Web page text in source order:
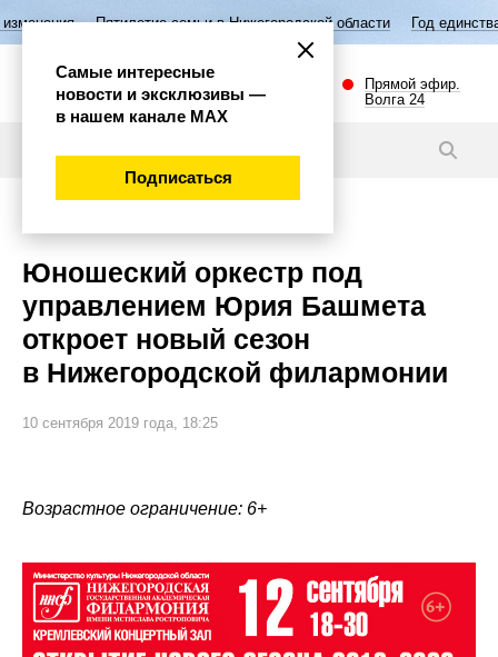
семьи в Нижегородской области Год единства народов
Прямой эфир.
Волга 24
Юношеский оркестр под
управлением Юрия Башмета
откроет новый сезон
в Нижегородской филармонии
10 сентября 2019 года, 18:25
Возрастное ограничение: 6+
Самые интересные
новости и эксклюзивы —
в нашем канале МАХ
Подписаться